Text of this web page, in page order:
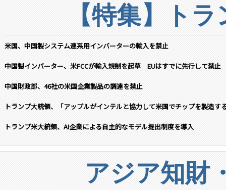
【特集】ト
米国、中国製システム連系用インバーターの輸入を禁止
中国製インバーター、米FCCが輸入規制を起草 EUはすでに先行して禁止
中国財政部、46社の米国企業製品の調達を禁止
トランプ大統領、「アップルがインテルと協力して米国でチップを製造す
トランプ米大統領、AI企業による自主的なモデル提出制度を導入
アジア知財